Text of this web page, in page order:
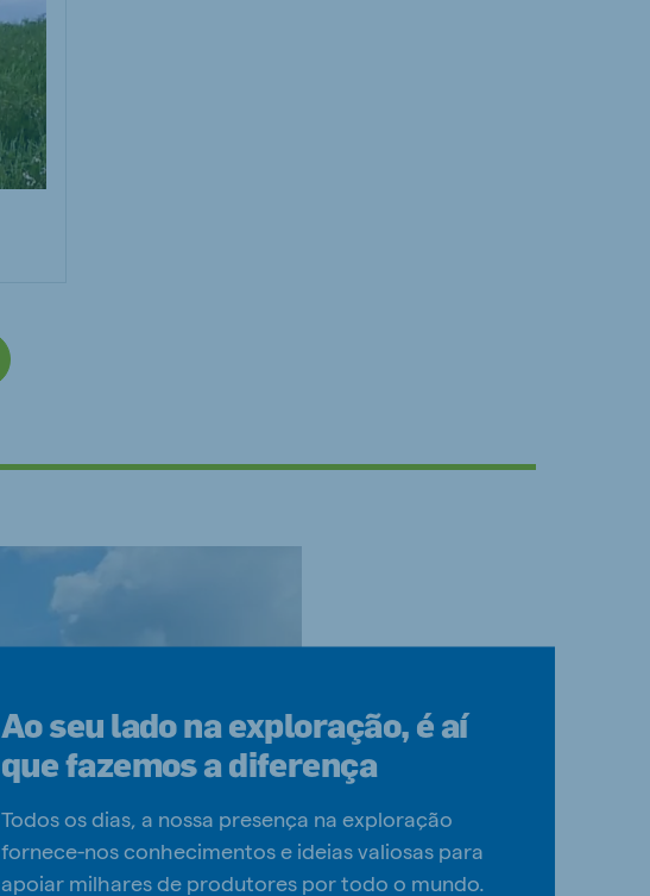
Ao seu lado na exploração, é aí
que fazemos a diferença
Todos os dias, a nossa presença na exploração
fornece-nos conhecimentos e ideias valiosas para
apoiar milhares de produtores por todo o mundo.